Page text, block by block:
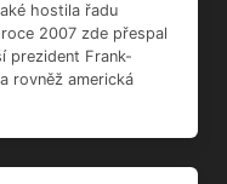
hostila řadu
2007 zde přespal
prezident Frank-
rovněž americká